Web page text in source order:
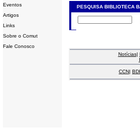
Eventos
Artigos
Links
Sobre o Comut
Fale Conosco
PESQUISA BIBLIOTECA
Notícias|
CCN|